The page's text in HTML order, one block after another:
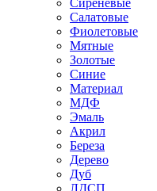
Сиреневые
Салатовые
Фиолетовые
Мятные
Золотые
Синие
Материал
МДФ
Эмаль
Акрил
Береза
Дерево
Дуб
ЛДСП